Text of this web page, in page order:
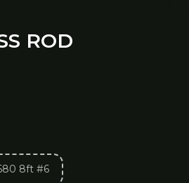
ROD
8ft #6